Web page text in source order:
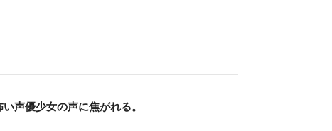
声優少女の声に焦がれる。